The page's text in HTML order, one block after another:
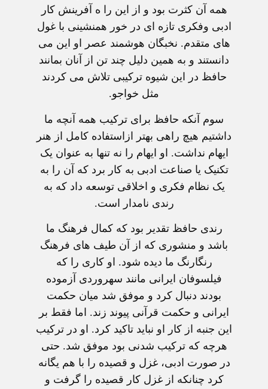
همه آن کثرت بود و از اين را ه آفرينش کار
ادبی وفکری تازه ای در خور همنشينی با غول
های متقدم. نخبگان هوشمند عصر او اين می
دانستند و به همين دليل چند تن از آنان بمانند
حافظ در اين شيوه ترکيبی تلاش می کردند
مثل خواجو.
سوم آنکه حافظ برای ترکيب همه آنچه ما
داشتيم هيچ راهی بهتر ازاستفاده کامل از هنر
ايهام نداشت. او ايهام را نه تنها به عنوان يک
تکنيک يا صناعت ادبی به کار برد که آن را به
يک نظام فکری و اخلاقی توسعه داد که به
رندی نامدار است.
رندی حافظ تقدير بود که کمال فرهنگ ما
باشد و منشوری که از آن طيف های فرهنگ
رنگارنگ ما ديده شود. او کاری را که
فيلسوفان ايرانی مانند سهروردی آزموده
بودند دنبال کرد و موفق شد ميان حکمت
ايرانی و حکمت قرآنی پيوند زند. اما فقط بر
اين جنبه از کار او نبايد تاکيد کرد. او در ترکيب
هرچه که ترکيب شدنی بود موفق شد. حتی
در صورت ادبی، غزل و قصيده را با هم يگانه
کرد چنانکه از غزل کار قصيده را گرفت و